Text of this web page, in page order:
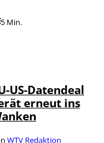
5 Min.
US-Datendeal
erneut ins
WTV Redaktion